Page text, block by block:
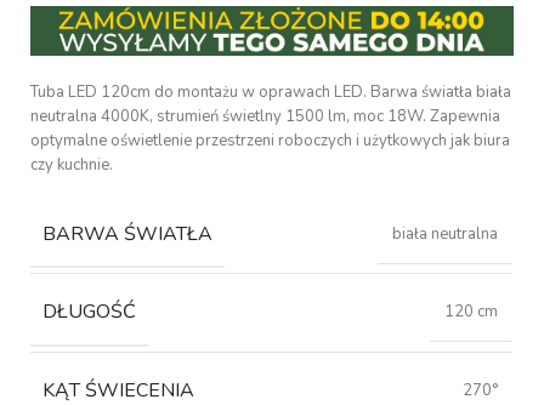
Tuba LED 120cm do montażu w oprawach LED. Barwa światła biała
neutralna 4000K, strumień świetlny 1500 lm, moc 18W. Zapewnia
optymalne oświetlenie przestrzeni roboczych i użytkowych jak biura
czy kuchnie.
BARWA ŚWIATŁA biała neutralna
DŁUGOŚĆ 120 cm
KĄT ŚWIECENIA 270°